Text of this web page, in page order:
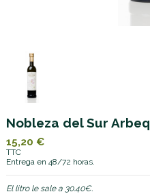
Nobleza del Sur
15,20 €
TTC
Entrega en 48/72 horas.
El litro le sale a 30.40€.